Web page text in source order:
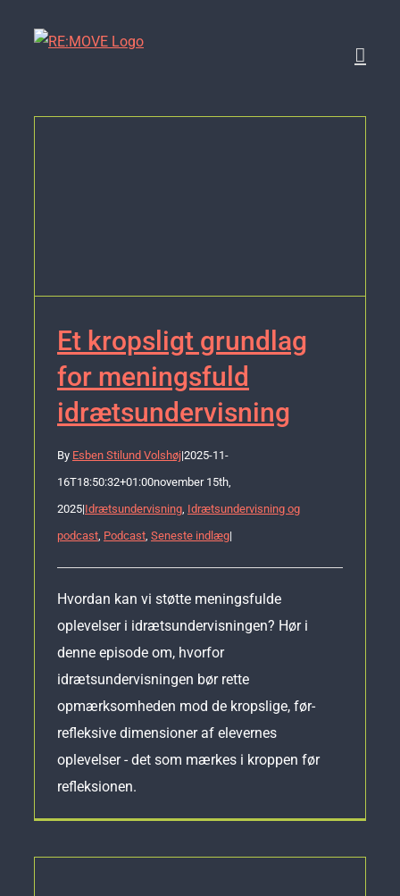
Et kropsligt grundlag
for meningsfuld
idrætsundervisning
By Esben Stilund Volshøj|2025-11-
16T18:50:32+01:00november 15th,
2025|Idrætsundervisning, Idrætsundervisning og
podcast, Podcast, Seneste indlæg|
Hvordan kan vi støtte meningsfulde
oplevelser i idrætsundervisningen? Hør i
denne episode om, hvorfor
idrætsundervisningen bør rette
opmærksomheden mod de kropslige, før-
refleksive dimensioner af elevernes
oplevelser - det som mærkes i kroppen før
refleksionen.